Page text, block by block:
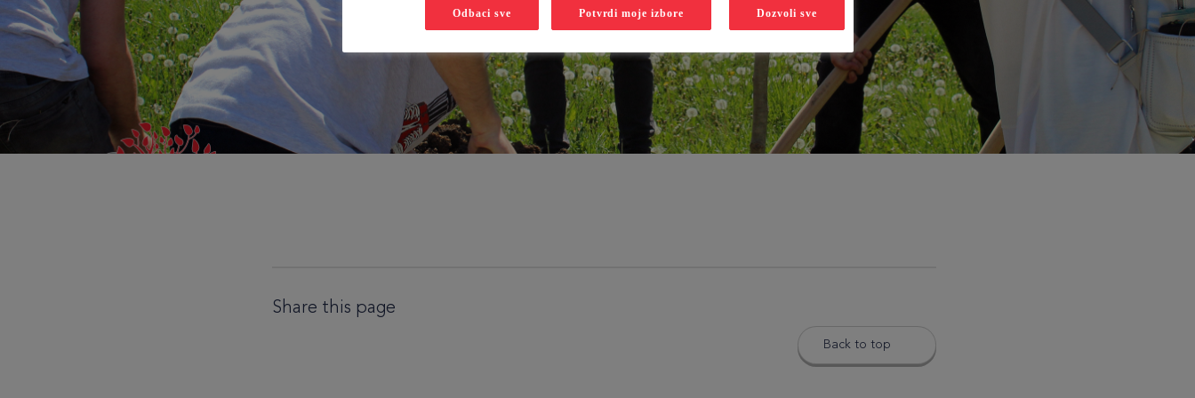
Share this page
Back to top
Odbaci sve Potvrdi moje izbore Dozvoli sve